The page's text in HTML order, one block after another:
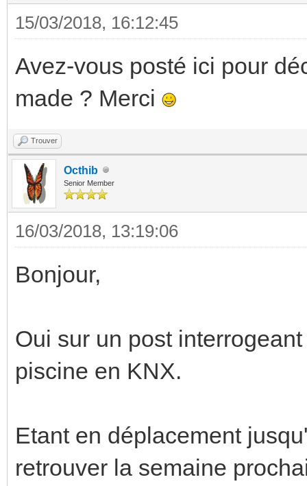
15/03/2018, 16:12:45
Avez-vous posté ici pour
made ? Merci
Trouver
Octhib
Senior Member
16/03/2018, 13:19:06
Bonjour,
Oui sur un post
piscine en KNX.
Etant en déplacement
retrouver la semaine